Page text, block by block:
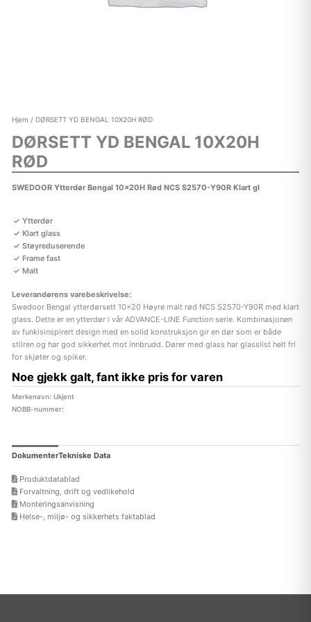
Hjem / DØRSETT YD BENGAL 10X20H RØD
DØRSETT YD BENGAL 10X20H
RØD
SWEDOOR Ytterdør Bengal 10x20H Rød NCS S2570-Y90R Klart gl
Ytterdør
Klart glass
Støyreduserende
Frame fast
Malt
Leverandørens varebeskrivelse:
Swedoor Bengal ytterdørsett 10×20 Høyre malt rød NCS S2570-Y90R med klart
glass. Dette er en ytterdør i vår ADVANCE-LINE Function serie. Kombinasjonen
av funkisinspirert design med en solid konstruksjon gir en dør som er både
stilren og har god sikkerhet mot innbrudd. Dører med glass har glasslist helt fri
for skjøter og spiker.
Noe gjekk galt, fant ikke pris for varen
Merkenavn: Ukjent
NOBB-nummer:
DokumenterTekniske Data
Produktdatablad
Forvaltning, drift og vedlikehold
Monteringsanvisning
Helse-, miljø- og sikkerhets faktablad